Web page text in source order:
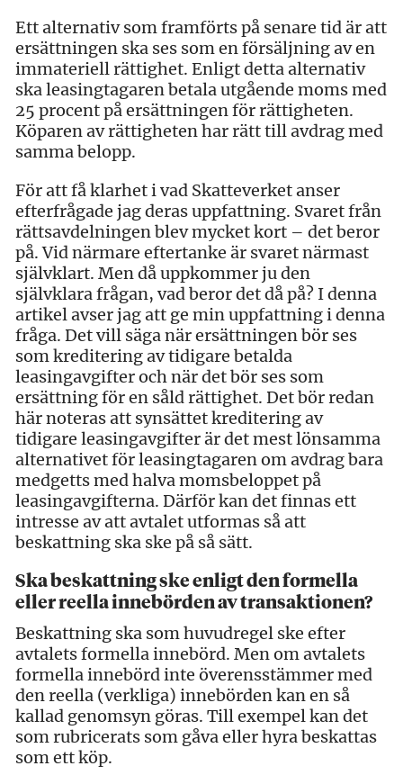
Ett alternativ som framförts på senare tid är att
ersättningen ska ses som en försäljning av en
immateriell rättighet. Enligt detta alternativ
ska leasingtagaren betala utgående moms med
25 procent på ersättningen för rättigheten.
Köparen av rättigheten har rätt till avdrag med
samma belopp.
För att få klarhet i vad Skatteverket anser
efterfrågade jag deras uppfattning. Svaret från
rättsavdelningen blev mycket kort – det beror
på. Vid närmare eftertanke är svaret närmast
självklart. Men då uppkommer ju den
självklara frågan, vad beror det då på? I denna
artikel avser jag att ge min uppfattning i denna
fråga. Det vill säga när ersättningen bör ses
som kreditering av tidigare betalda
leasingavgifter och när det bör ses som
ersättning för en såld rättighet. Det bör redan
här noteras att synsättet kreditering av
tidigare leasingavgifter är det mest lönsamma
alternativet för leasingtagaren om avdrag bara
medgetts med halva momsbeloppet på
leasingavgifterna. Därför kan det finnas ett
intresse av att avtalet utformas så att
beskattning ska ske på så sätt.
Ska beskattning ske enligt den formella
eller reella innebörden av transaktionen?
Beskattning ska som huvudregel ske efter
avtalets formella innebörd. Men om avtalets
formella innebörd inte överensstämmer med
den reella (verkliga) innebörden kan en så
kalla­d genomsyn göras. Till exempel kan det
som rubricerats som gåva eller hyra beskattas
som ett köp.